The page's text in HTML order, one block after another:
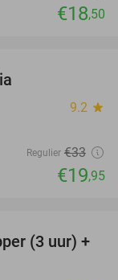
€18,50
9.2 star
Regulier €33
€19,95
35%
(3 uur) +